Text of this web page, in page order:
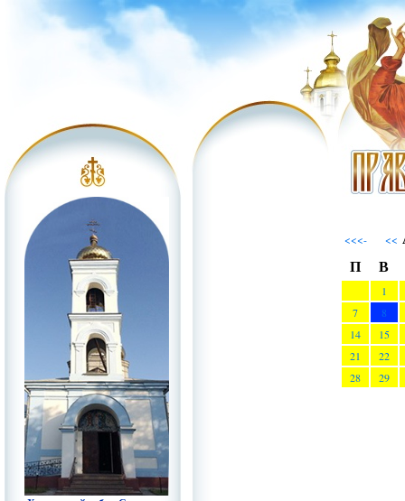
<<<- <<
П
В
1
7
8
14
15
21
22
28
29